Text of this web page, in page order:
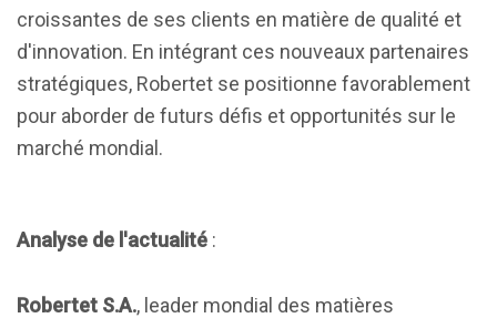
croissantes de ses clients en matière de qualité et
d'innovation. En intégrant ces nouveaux partenaires
stratégiques, Robertet se positionne favorablement
pour aborder de futurs défis et opportunités sur le
marché mondial.
Analyse de l'actualité :
Robertet S.A., leader mondial des matières